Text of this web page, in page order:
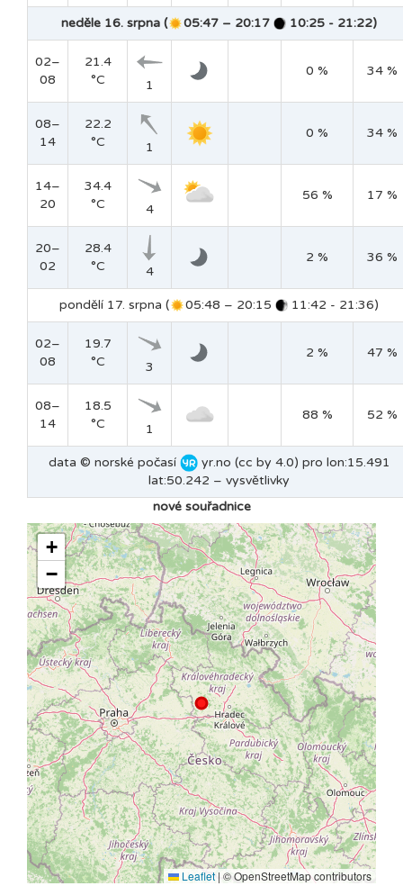
neděle 16. srpna ( 05:47 – 20:17 10:25 - 21:22)
02–
08
21.4
°C
1
0 % 34 %
08–
14
22.2
°C
1
0 % 34 %
14–
20
34.4
°C
4
56 % 17 %
20–
02
28.4
°C
4
2 % 36 %
pondělí 17. srpna ( 05:48 – 20:15 11:42 - 21:36)
02–
08
19.7
°C
3
2 % 47 %
08–
14
18.5
°C
1
88 % 52 %
data © norské počasí
yr.no (cc by 4.0) pro lon:15.491
lat:50.242 – vysvětlivky
nové souřadnice
+
−
Leaflet | © OpenStreetMap contributors